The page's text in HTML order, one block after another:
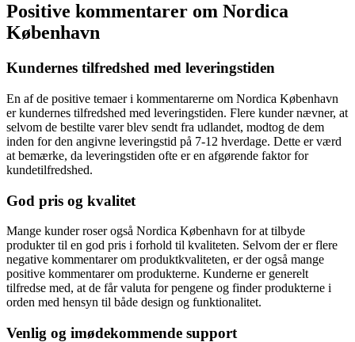
Positive kommentarer om Nordica
København
Kundernes tilfredshed med leveringstiden
En af de positive temaer i kommentarerne om Nordica København
er kundernes tilfredshed med leveringstiden. Flere kunder nævner, at
selvom de bestilte varer blev sendt fra udlandet, modtog de dem
inden for den angivne leveringstid på 7-12 hverdage. Dette er værd
at bemærke, da leveringstiden ofte er en afgørende faktor for
kundetilfredshed.
God pris og kvalitet
Mange kunder roser også Nordica København for at tilbyde
produkter til en god pris i forhold til kvaliteten. Selvom der er flere
negative kommentarer om produktkvaliteten, er der også mange
positive kommentarer om produkterne. Kunderne er generelt
tilfredse med, at de får valuta for pengene og finder produkterne i
orden med hensyn til både design og funktionalitet.
Venlig og imødekommende support